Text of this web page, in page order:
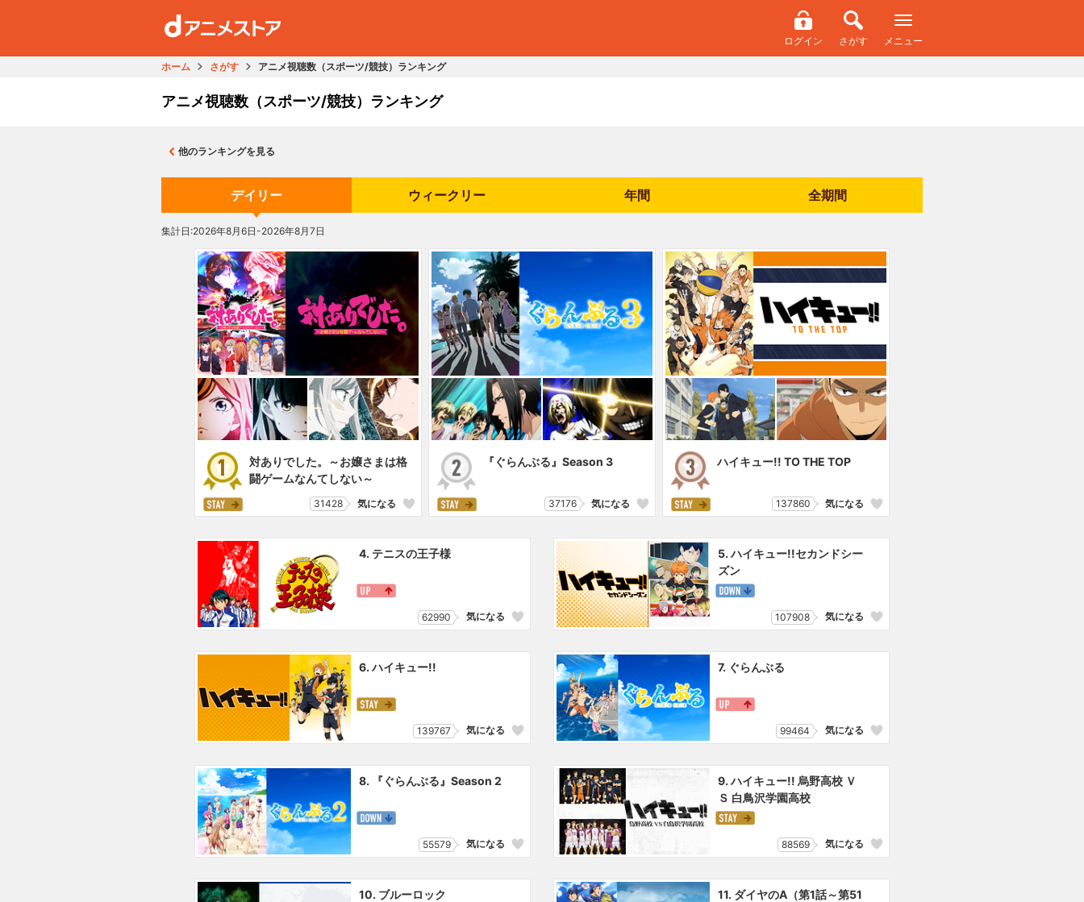
ログイン さがす メニュー
ホーム さがす アニメ視聴数（スポーツ/競技）ランキング
アニメ視聴数（スポーツ/競技）ランキング
他のランキングを見る
デイリー ウィークリー 年間 全期間
集計日:2026年8月6日-2026年8月7日
対ありでした。～お嬢さまは格
闘ゲームなんてしない～
31428 気になる
『ぐらんぶる』Season 3
37176 気になる
ハイキュー!! TO THE TOP
137860 気になる
4. テニスの王子様
62990 気になる
5. ハイキュー!!セカンドシー
ズン
107908 気になる
6. ハイキュー!!
139767 気になる
7. ぐらんぶる
99464 気になる
8. 『ぐらんぶる』Season 2
55579 気になる
9. ハイキュー!! 烏野高校 Ｖ
Ｓ 白鳥沢学園高校
88569 気になる
10. ブルーロック
11. ダイヤのA（第1話～第51